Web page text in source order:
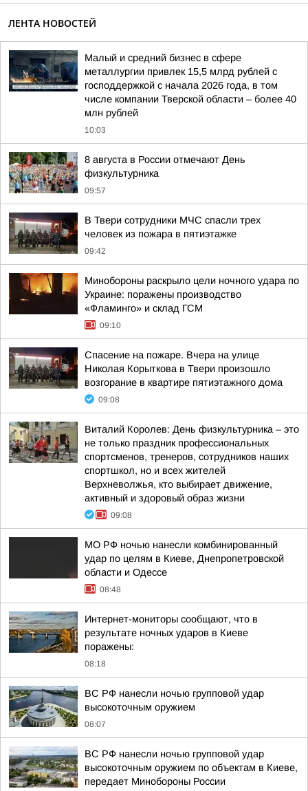
ЛЕНТА НОВОСТЕЙ
Малый и средний бизнес в сфере
металлургии привлек 15,5 млрд рублей с
господдержкой с начала 2026 года, в том
числе компании Тверской области – более 40
млн рублей
10:03
8 августа в России отмечают День
физкультурника
09:57
В Твери сотрудники МЧС спасли трех
человек из пожара в пятиэтажке
09:42
Минобороны раскрыло цели ночного удара по
Украине: поражены производство
«Фламинго» и склад ГСМ
09:10
Спасение на пожаре. Вчера на улице
Николая Корыткова в Твери произошло
возгорание в квартире пятиэтажного дома
09:08
Виталий Королев: День физкультурника – это
не только праздник профессиональных
спортсменов, тренеров, сотрудников наших
спортшкол, но и всех жителей
Верхневолжья, кто выбирает движение,
активный и здоровый образ жизни
09:08
МО РФ ночью нанесли комбинированный
удар по целям в Киеве, Днепропетровской
области и Одессе
08:48
Интернет-мониторы сообщают, что в
результате ночных ударов в Киеве
поражены:
08:18
ВС РФ нанесли ночью групповой удар
высокоточным оружием
08:07
ВС РФ нанесли ночью групповой удар
высокоточным оружием по объектам в Киеве,
передает Минобороны России